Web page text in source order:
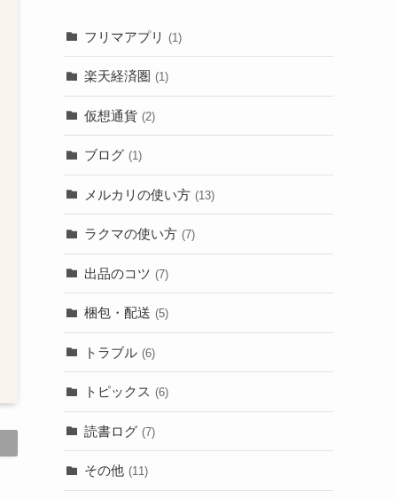
フリマアプリ (1)
楽天経済圏 (1)
仮想通貨 (2)
ブログ (1)
メルカリの使い方 (13)
ラクマの使い方 (7)
出品のコツ (7)
梱包・配送 (5)
トラブル (6)
トピックス (6)
読書ログ (7)
その他 (11)